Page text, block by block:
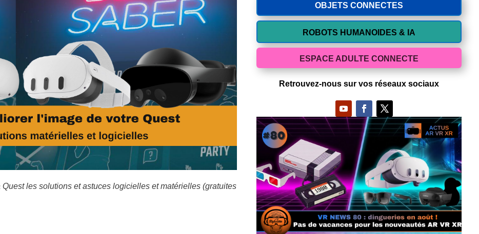
les solutions et astuces logicielles et matérielles (gratuites
OBJETS CONNECTES
ROBOTS HUMANOIDES & IA
ESPACE ADULTE CONNECTE
Retrouvez-nous sur vos réseaux sociaux